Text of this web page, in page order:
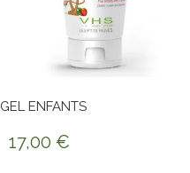
GEL ENFANTS
17,00 €